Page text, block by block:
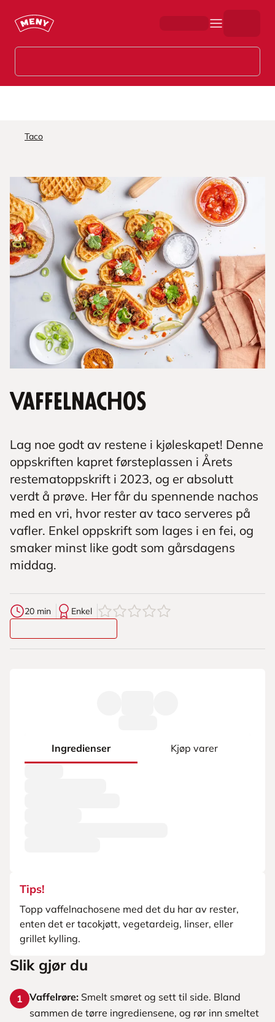
Taco
Vaffelnachos
Lag noe godt av restene i kjøleskapet! Denne
oppskriften kapret førsteplassen i Årets
restematoppskrift i 2023, og er absolutt
verdt å prøve. Her får du spennende nachos
med en vri, hvor rester av taco serveres på
vafler. Enkel oppskrift som lages i en fei, og
smaker minst like godt som gårsdagens
middag.
20 min Enkel 0av5stjerner
Ingredienser Kjøp varer
Tips!
Topp vaffelnachosene med det du har av rester,
enten det er tacokjøtt, vegetardeig, linser, eller
grillet kylling.
Slik gjør du
1 Vaffelrøre: Smelt smøret og sett til side. Bland
sammen de tørre ingrediensene, og rør inn smeltet